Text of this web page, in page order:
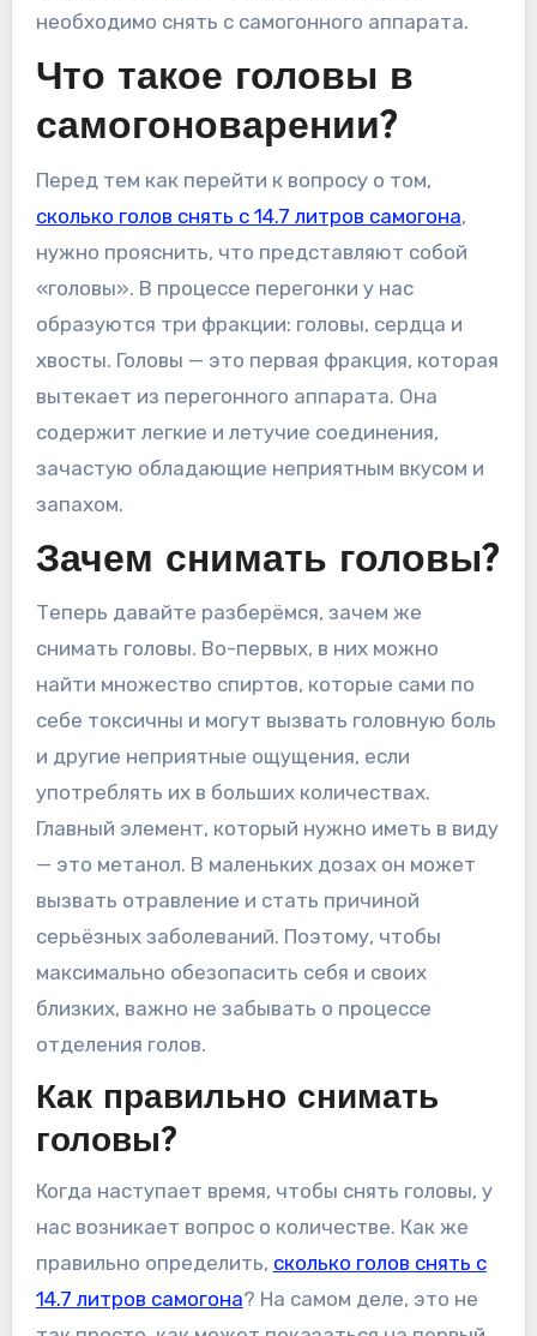
необходимо снять с самогонного аппарата.
Что такое головы в
самогоноварении?
Перед тем как перейти к вопросу о том,
сколько голов снять с 14.7 литров самогона,
нужно прояснить, что представляют собой
«головы». В процессе перегонки у нас
образуются три фракции: головы, сердца и
хвосты. Головы — это первая фракция, которая
вытекает из перегонного аппарата. Она
содержит легкие и летучие соединения,
зачастую обладающие неприятным вкусом и
запахом.
Зачем снимать головы?
Теперь давайте разберёмся, зачем же
снимать головы. Во-первых, в них можно
найти множество спиртов, которые сами по
себе токсичны и могут вызвать головную боль
и другие неприятные ощущения, если
употреблять их в больших количествах.
Главный элемент, который нужно иметь в виду
— это метанол. В маленьких дозах он может
вызвать отравление и стать причиной
серьёзных заболеваний. Поэтому, чтобы
максимально обезопасить себя и своих
близких, важно не забывать о процессе
отделения голов.
Как правильно снимать
головы?
Когда наступает время, чтобы снять головы, у
нас возникает вопрос о количестве. Как же
правильно определить, сколько голов снять с
14.7 литров самогона? На самом деле, это не